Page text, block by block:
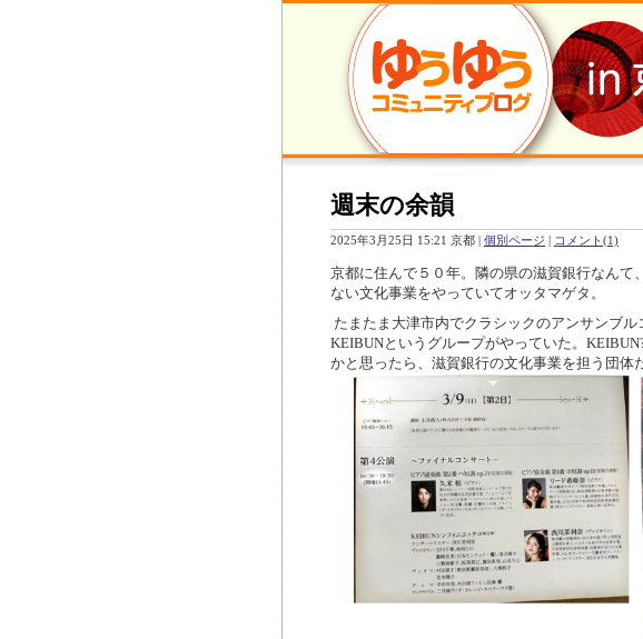
週末の余韻
2025年3月25日 15:21 京都 | 個別ページ | コメント(1)
京都に住んで５０年。隣の県の滋賀銀行なんて
ない文化事業をやっていてオッタマゲタ。
たまたま大津市内でクラシックのアンサンブル
KEIBUNというグループがやっていた。
かと思ったら、滋賀銀行の文化事業を担う団体